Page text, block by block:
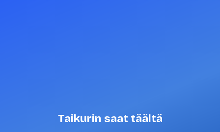
Taikurin saat täältä